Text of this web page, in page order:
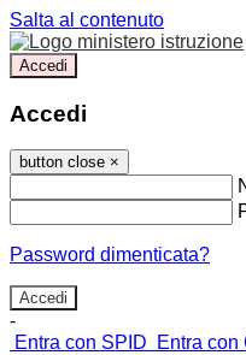
Salta al contenuto
Accedi
Accedi
button close ×
Password dimenticata?
-
Entra con SPID
Entra con